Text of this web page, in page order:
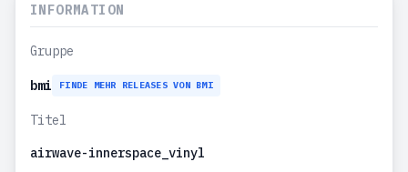
INFORMATION
Gruppe
bmi FINDE MEHR RELEASES VON BMI
Titel
airwave-innerspace_vinyl